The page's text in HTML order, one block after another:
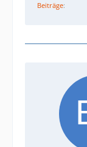
Beiträge